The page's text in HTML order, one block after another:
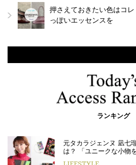
押さえておきたい色はコ
っぽいエッセンスを
ランキング
元タカラジェンヌ 凪七
は？ 「ユニークな小物